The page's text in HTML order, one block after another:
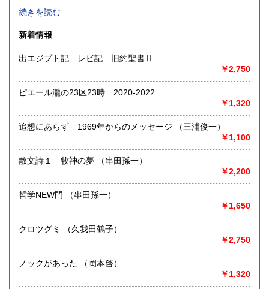
佐賀県
熊本県 600円 大分県 600円
600円
沖縄県 600円
2025~26年度年末年始のご注文は１２月３０日から年明け１
月４日までは受付のみとなります。
当店は先払いでお願いしております。年末の発送は30日の昼
までとなります。
登録書籍の中には倉庫にて保管している書籍もございます。
店頭にてご確認をご希望されるお客様はお手数ですが、ご連
絡を頂きますようよろしくお願い致します。
より詳細の状態の確認をご希望の方はお手数ですが、直接、
ご連絡下さい。
なお、「件名」の欄に「問い合わせ」等ご入力いただきます
ようお願い致します。
info@totorado.com
沿線名：JR横須賀線
最寄駅：逗子駅
定休日：月曜日定休
店舗にて随時買取しております。
ご自宅にお伺いしての買取もしております。予定を合わせて
続きを読む
新着情報
出エジプト記 レビ記 旧約聖書Ⅱ
￥2,750
ピエール瀧の23区23時 2020-2022
￥1,320
追想にあらず 1969年からのメッセージ （三浦俊一）
￥1,100
散文詩１ 牧神の夢 （串田孫一）
￥2,200
哲学NEW門 （串田孫一）
￥1,650
クロツグミ （久我田鶴子）
￥2,750
ノックがあった （岡本啓）
￥1,320